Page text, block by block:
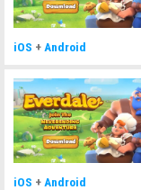
iOS + Android
iOS + Android